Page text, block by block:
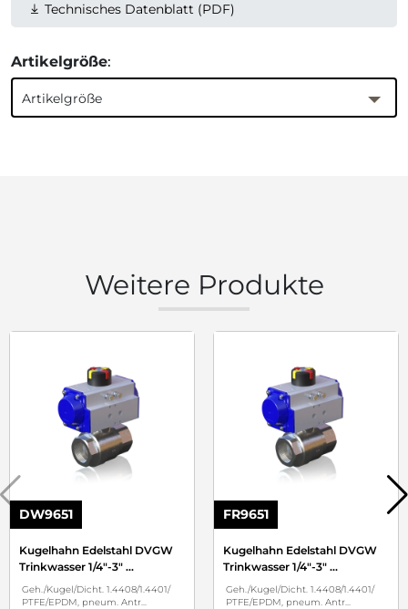
Technisches Datenblatt (PDF)
Artikelgröße:
Artikelgröße
Weitere Produkte
DW9651
Kugelhahn Edelstahl DVGW
Trinkwasser 1/4"-3" ...
Geh./Kugel/Dicht. 1.4408/1.4401/
PTFE/EPDM, pneum. Antr...
FR9651
Kugelhahn Edelstahl DVGW
Trinkwasser 1/4"-3" ...
Geh./Kugel/Dicht. 1.4408/1.4401/
PTFE/EPDM, pneum. Antr...